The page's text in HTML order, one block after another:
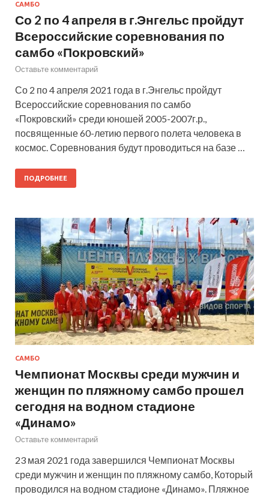
САМБО
Со 2 по 4 апреля в г.Энгельс пройдут
Всероссийские соревнования по
самбо «Покровский»
Оставьте комментарий
Со 2 по 4 апреля 2021 года в г.Энгельс пройдут
Всероссийские соревнования по самбо
«Покровский» среди юношей 2005-2007г.р.,
посвященные 60-летию первого полета человека в
космос. Соревнования будут проводиться на базе …
ПОДРОБНЕЕ
САМБО
Чемпионат Москвы среди мужчин и
женщин по пляжному самбо прошел
сегодня на водном стадионе
«Динамо»
Оставьте комментарий
23 мая 2021 года завершился Чемпионат Москвы
среди мужчин и женщин по пляжному самбо, Который
проводился на водном стадионе «Динамо». Пляжное